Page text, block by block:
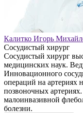
Калитко Игорь
Сосудистый хирург
Сосудистый хирург
медицинских наук.
Инновационного
операций на артериях
позвоночных
малоинвазивной
болезни.